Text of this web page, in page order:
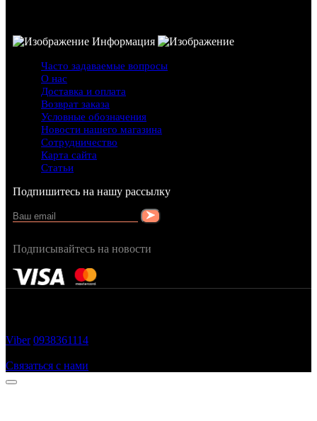
Информация
Часто задаваемые вопросы
О нас
Доставка и оплата
Возврат заказа
Условные обозначения
Новости нашего магазина
Сотрудничество
Карта сайта
Статьи
Подпишитесь на нашу рассылку
Подписывайтесь на новости
Viber 0938361114
Связаться с нами